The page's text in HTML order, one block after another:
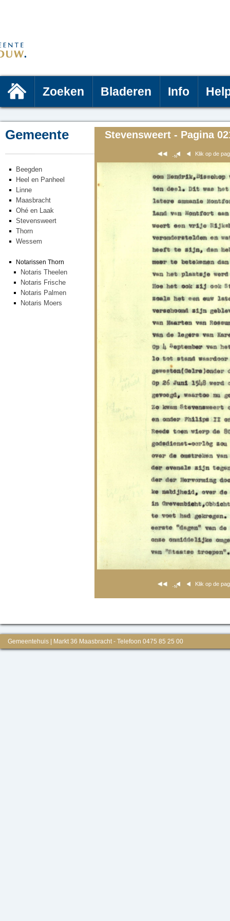
Zoeken Bladeren Info
Gemeente
Beegden
Heel en Panheel
Linne
Maasbracht
Ohé en Laak
Stevensweert
Thorn
Wessem
Notarissen Thorn
Notaris Theelen
Notaris Frische
Notaris Palmen
Notaris Moers
Stevensweert - Pagina
Klik op de
Klik op de
Gemeentehuis | Markt 36 Maasbracht - Telefoon 0475 85 25 00